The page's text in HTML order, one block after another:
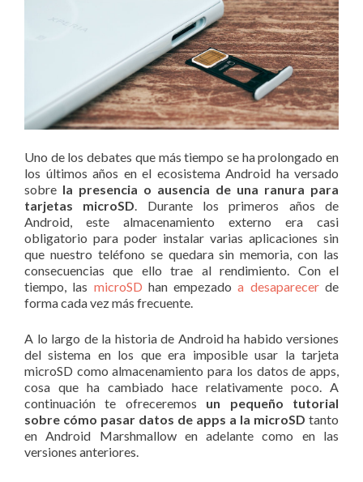
Uno de los debates que más tiempo se ha prolongado en
los últimos años en el ecosistema Android ha versado
sobre la presencia o ausencia de una ranura para
tarjetas microSD. Durante los primeros años de
Android, este almacenamiento externo era casi
obligatorio para poder instalar varias aplicaciones sin
que nuestro teléfono se quedara sin memoria, con las
consecuencias que ello trae al rendimiento. Con el
tiempo, las microSD han empezadoa desaparecerde
forma cada vez más frecuente.
A lo largo de la historia de Android ha habido versiones
del sistema en los que era imposible usar la tarjeta
microSD como almacenamiento para los datos de apps,
cosa que ha cambiado hace relativamente poco. A
continuación te ofreceremos un pequeño tutorial
sobre cómo pasar datos de apps a la microSD tanto
en Android Marshmallow en adelante como en las
versiones anteriores.